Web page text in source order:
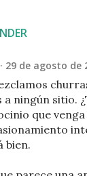
29 de agosto de
a ningún sitio.
que
bien.